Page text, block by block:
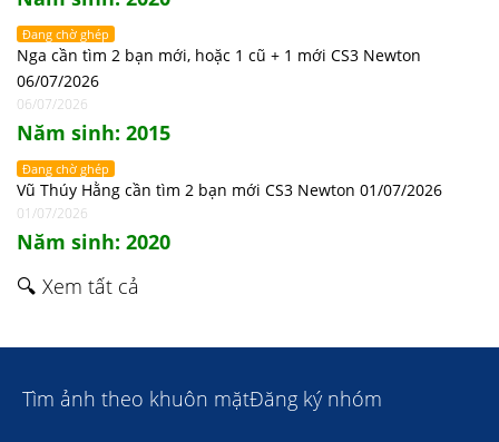
Đang chờ ghép
Nga cần tìm 2 bạn mới, hoặc 1 cũ + 1 mới CS3 Newton
06/07/2026
06/07/2026
Năm sinh: 2015
Đang chờ ghép
Vũ Thúy Hằng cần tìm 2 bạn mới CS3 Newton 01/07/2026
01/07/2026
Năm sinh: 2020
🔍 Xem tất cả
Tìm ảnh theo khuôn mặtĐăng ký nhóm